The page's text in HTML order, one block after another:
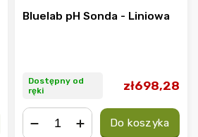
Bluelab pH Sonda - Liniowa
Dostępny od
ręki
zł698,28
Do koszyka